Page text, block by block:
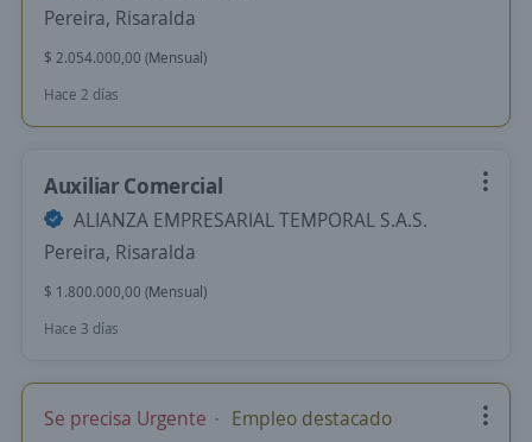
Pereira, Risaralda
$ 2.054.000,00 (Mensual)
Hace 2 días
Auxiliar Comercial
ALIANZA EMPRESARIAL TEMPORAL S.A.S.
Pereira, Risaralda
$ 1.800.000,00 (Mensual)
Hace 3 días
Se precisa Urgente Empleo destacado